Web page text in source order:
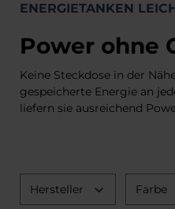
ENERGIETANKEN
Power ohne
Keine Steckdose in der
gespeicherte Energie an
liefern sie ausreichend
Hersteller Farbe